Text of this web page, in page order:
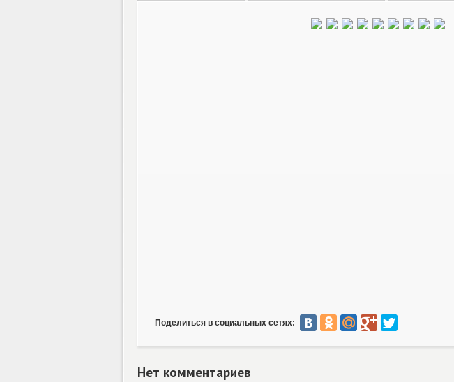
Поделиться в социальных сетях:
Нет комментариев